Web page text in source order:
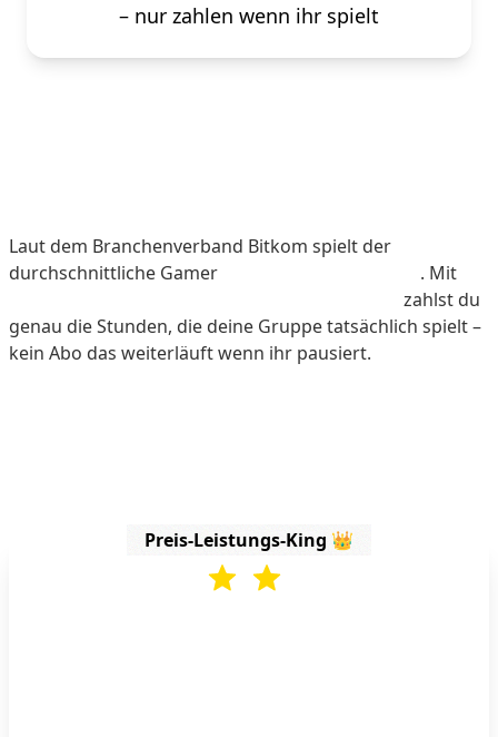
– nur zahlen wenn ihr spielt
Laut dem Branchenverband Bitkom spielt der
durchschnittliche Gamer
. Mit
zahlst du
genau die Stunden, die deine Gruppe tatsächlich spielt –
kein Abo das weiterläuft wenn ihr pausiert.
Preis-Leistungs-King 👑